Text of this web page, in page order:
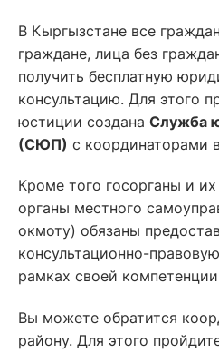
В Кыргызстане все
граждане, лица без
получить бесплатную
консультацию. Для этого
юстиции создана Служба
(СЮП) с координаторами
Кроме того госорганы и
органы местного
окмоту) обязаны
консультационно-
рамках своей
Вы можете обратится
району. Для этого